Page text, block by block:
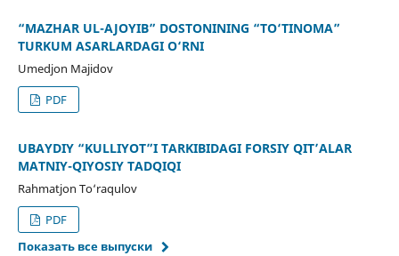
“MAZHAR UL-AJOYIB” DOSTONINING “TO‘TINOMA”
TURKUM ASARLARDAGI O‘RNI
Umedjon Majidov
PDF
UBAYDIY “KULLIYOT”I TARKIBIDAGI FORSIY QIT’ALAR
MATNIY-QIYOSIY TADQIQI
Rahmatjon To‘raqulov
PDF
Показать все выпуски